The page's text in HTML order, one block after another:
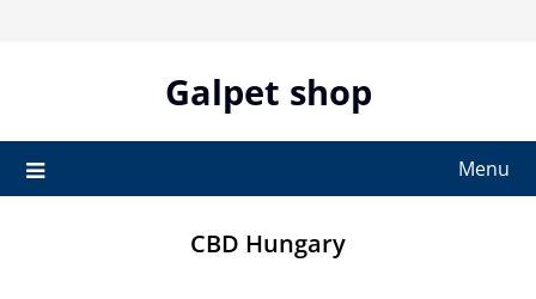
Galpet shop
Menu
CBD Hungary